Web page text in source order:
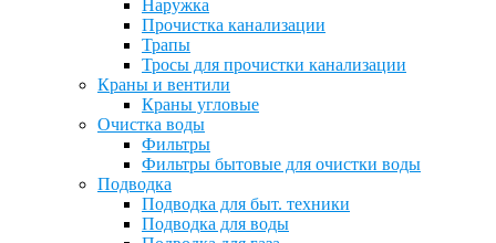
Наружка
Прочистка канализации
Трапы
Тросы для прочистки канализации
Краны и вентили
Краны угловые
Очистка воды
Фильтры
Фильтры бытовые для очистки воды
Подводка
Подводка для быт. техники
Подводка для воды